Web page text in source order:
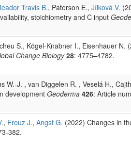
Travis B., Paterson E., Jílková V.
stoichiometry and C input
S., Kögel-Knabner I., Eisenhauer
Change Biology 28: 4775–4782.
W.-J. , van Diggelen R. , Veselá H.,
development Geoderma 426: Article
, Frouz J., Angst G. (2022) Changes in
382.